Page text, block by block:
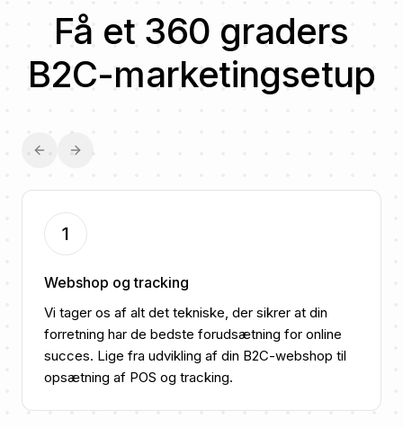
Få et 360 graders
B2C-marketingsetup
Previous slide
Next slide
1
Webshop og tracking
Vi tager os af alt det tekniske, der sikrer at din
forretning har de bedste forudsætning for online
succes. Lige fra udvikling af din B2C-webshop til
opsætning af POS og tracking.